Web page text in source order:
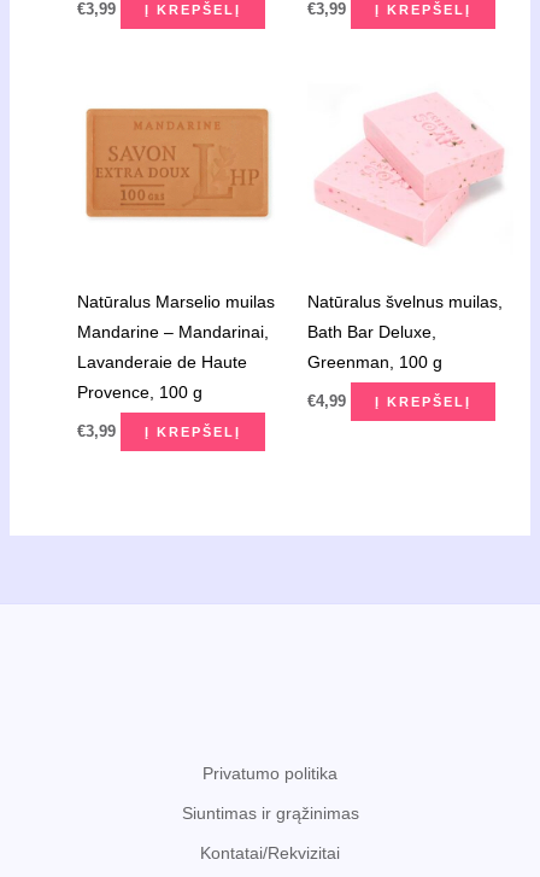
€3,99 Į KREPŠELĮ €3,99 Į KREPŠELĮ
Natūralus Marselio muilas
Mandarine – Mandarinai,
Lavanderaie de Haute
Provence, 100 g
€3,99 Į KREPŠELĮ
Natūralus švelnus muilas,
Bath Bar Deluxe,
Greenman, 100 g
€4,99 Į KREPŠELĮ
Privatumo politika
Siuntimas ir grąžinimas
Kontatai/Rekvizitai